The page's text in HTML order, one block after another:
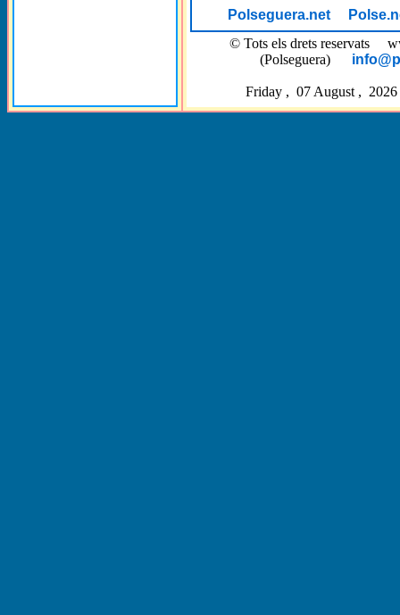
Polseguera.net
© Tots els drets reservats
(Polseguera)
Friday , 07 August ,